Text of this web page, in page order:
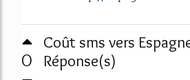
0
Coût sms vers
Réponse(s)